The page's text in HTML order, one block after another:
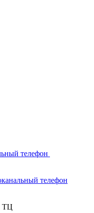
телефон
телефон
ТЦ